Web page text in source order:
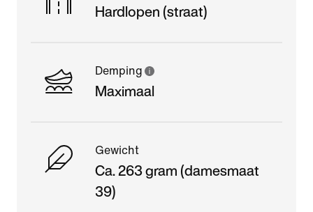
Hardlopen (straat)
Demping
Maximaal
Gewicht
Ca. 263 gram (damesmaat
39)